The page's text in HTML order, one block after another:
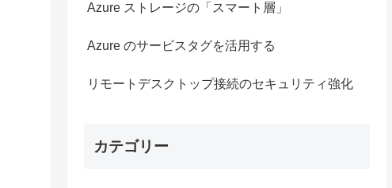
Azure ストレージの「スマート層」
Azure のサービスタグを活用する
リモートデスクトップ接続のセキュリティ強化
カテゴリー